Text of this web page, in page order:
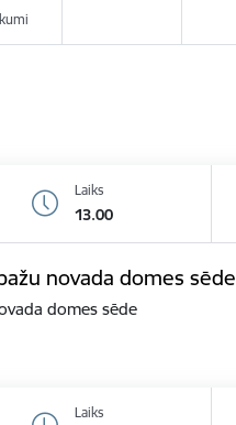
Laiks
13.00
novada domes sēde
domes sēde
Laiks